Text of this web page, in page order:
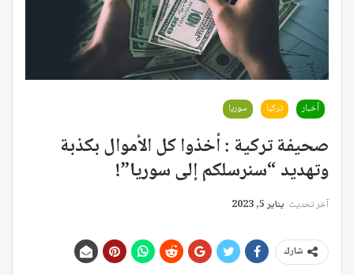
أخبار تركيا سوريا
صحيفة تركية : أخذوا كل الأموال بكذبة
وتهديد “سنرسلكم إلى سوريا”!
آخر تحديث يناير 5, 2023
شارك